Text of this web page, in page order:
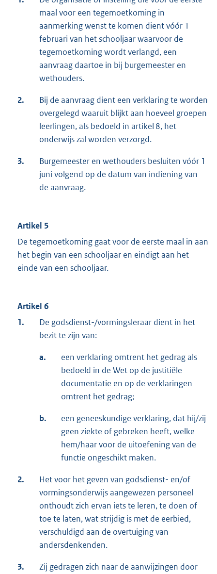
maal voor een tegemoetkoming in
aanmerking wenst te komen dient vóór 1
februari van het schooljaar waarvoor de
tegemoetkoming wordt verlangd, een
aanvraag daartoe in bij burgemeester en
wethouders.
2.
Bij de aanvraag dient een verklaring te worden
overgelegd waaruit blijkt aan hoeveel groepen
leerlingen, als bedoeld in artikel 8, het
onderwijs zal worden verzorgd.
3.
Burgemeester en wethouders besluiten vóór 1
juni volgend op de datum van indiening van
de aanvraag.
Artikel 5
De tegemoetkoming gaat voor de eerste maal in aan
het begin van een schooljaar en eindigt aan het
einde van een schooljaar.
Artikel 6
1.
De godsdienst-/vormingsleraar dient in het
bezit te zijn van:
a.
een verklaring omtrent het gedrag als
bedoeld in de Wet op de justitiële
documentatie en op de verklaringen
omtrent het gedrag;
b.
een geneeskundige verklaring, dat hij/zij
geen ziekte of gebreken heeft, welke
hem/haar voor de uitoefening van de
functie ongeschikt maken.
2.
Het voor het geven van godsdienst- en/of
vormingsonderwijs aangewezen personeel
onthoudt zich ervan iets te leren, te doen of
toe te laten, wat strijdig is met de eerbied,
verschuldigd aan de overtuiging van
andersdenkenden.
3.
Zij gedragen zich naar de aanwijzingen door